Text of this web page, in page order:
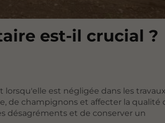
est-il crucial ?
est négligée dans les
de champignons et affecter la qualité
désagréments et de conserver un